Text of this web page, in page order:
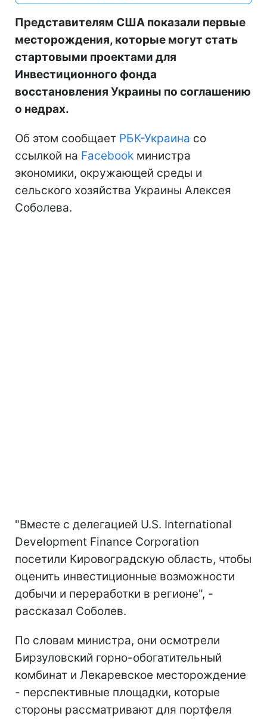
Представителям США показали первые
месторождения, которые могут стать
стартовыми проектами для
Инвестиционного фонда
восстановления Украины по соглашению
о недрах.
Об этом сообщает РБК-Украина со
ссылкой на Facebook министра
экономики, окружающей среды и
сельского хозяйства Украины Алексея
Соболева.
"Вместе с делегацией U.S. International
Development Finance Corporation
посетили Кировоградскую область, чтобы
оценить инвестиционные возможности
добычи и переработки в регионе", -
рассказал Соболев.
По словам министра, они осмотрели
Бирзуловский горно-обогатительный
комбинат и Лекаревское месторождение
- перспективные площадки, которые
стороны рассматривают для портфеля